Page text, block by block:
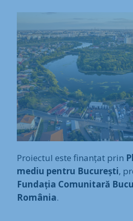
Proiectul este finanțat prin
mediu pentru București,
Fundația Comunitară
România.